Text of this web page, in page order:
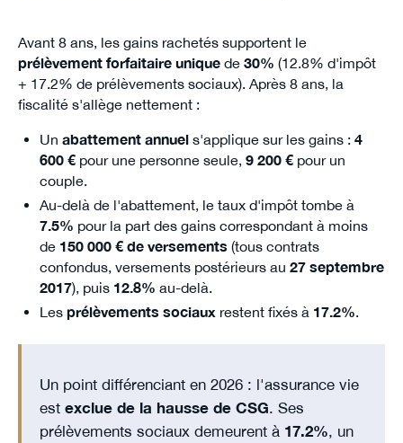
Avant 8 ans, les gains rachetés supportent le
prélèvement forfaitaire uniquede 30% (12.8% d'impôt
+ 17.2% de prélèvements sociaux). Après 8 ans, la
fiscalité s'allège nettement :
Un abattement annuels'applique sur les gains : 4
600 €pour une personne seule, 9 200 €pour un
couple.
Au-delà de l'abattement, le taux d'impôt tombe à
7.5% pour la part des gains correspondant à moins
de 150 000 € de versements (tous contrats
confondus, versements postérieurs au 27 septembre
2017), puis 12.8% au-delà.
Les prélèvements sociaux restent fixés à 17.2%.
Un point différenciant en 2026 : l'assurance vie
est exclue de la hausse de CSG. Ses
prélèvements sociaux demeurent à 17.2%, un